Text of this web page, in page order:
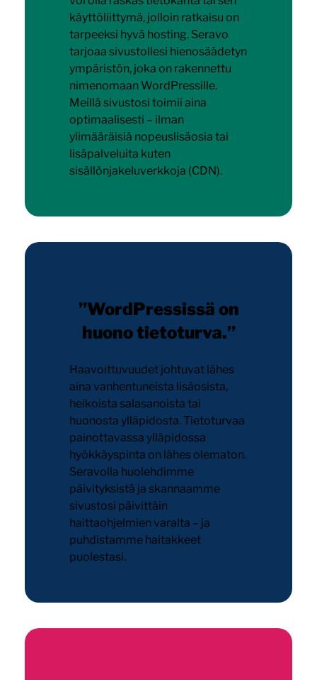
käyttöliittymä, jolloin ratkaisu on
tarpeeksi hyvä hosting. Seravo
tarjoaa sivustollesi hienosäädetyn
ympäristön, joka on rakennettu
nimenomaan WordPressille.
Meillä sivustosi toimii aina
optimaalisesti – ilman
ylimääräisiä nopeuslisäosia tai
lisäpalveluita kuten
sisällönjakeluverkkoja (CDN).
”WordPressissä on
huono tietoturva.”
Haavoittuvuudet johtuvat lähes
aina vanhentuneista lisäosista,
heikoista salasanoista tai
huonosta ylläpidosta. Tietoturvaa
painottavassa ylläpidossa
hyökkäyspinta on lähes olematon.
Seravolla huolehdimme
päivityksistä ja skannaamme
sivustosi päivittäin
haittaohjelmien varalta – ja
puhdistamme haitakkeet
puolestasi.